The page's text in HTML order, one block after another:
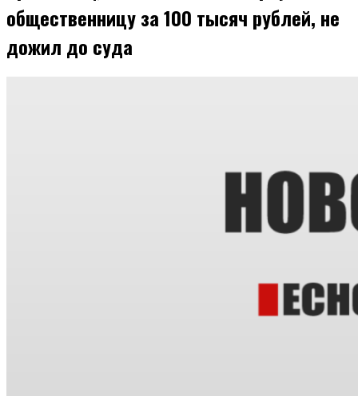
общественницу за 100 тысяч рублей, не
дожил до суда